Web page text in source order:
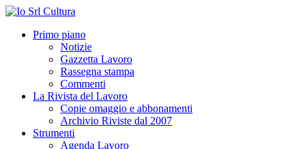
Primo piano
Notizie
Gazzetta Lavoro
Rassegna stampa
Commenti
La Rivista del Lavoro
Copie omaggio e abbonamenti
Archivio Riviste dal 2007
Strumenti
Agenda Lavoro